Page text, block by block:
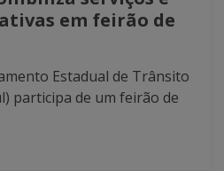
em feirão de
Estadual de Trânsito
participa de um feirão de